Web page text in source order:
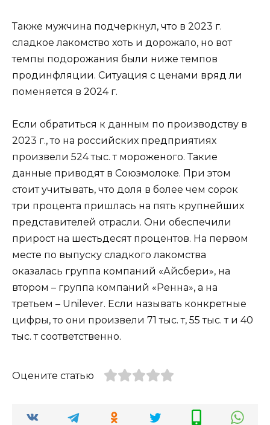
Также мужчина подчеркнул, что в 2023 г.
сладкое лакомство хоть и дорожало, но вот
темпы подорожания были ниже темпов
продинфляции. Ситуация с ценами вряд ли
поменяется в 2024 г.
Если обратиться к данным по производству в
2023 г., то на российских предприятиях
произвели 524 тыс. т мороженого. Такие
данные приводят в Союзмолоке. При этом
стоит учитывать, что доля в более чем сорок
три процента пришлась на пять крупнейших
представителей отрасли. Они обеспечили
прирост на шестьдесят процентов. На первом
месте по выпуску сладкого лакомства
оказалась группа компаний «Айсбери», на
втором – группа компаний «Ренна», а на
третьем – Unilever. Если называть конкретные
цифры, то они произвели 71 тыс. т, 55 тыс. т и 40
тыс. т соответственно.
Оцените статью